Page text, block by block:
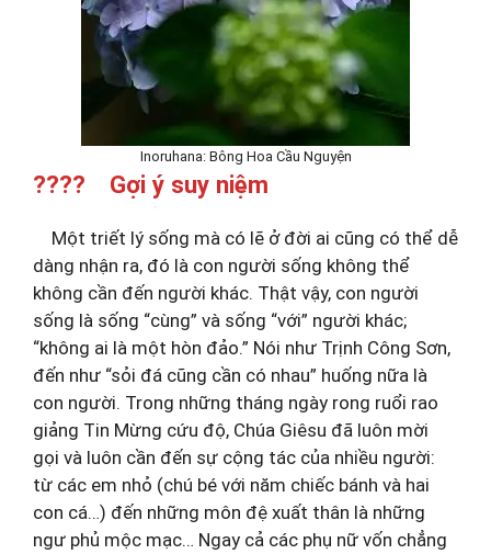
Inoruhana: Bông Hoa Cầu Nguyện
???? Gợi ý suy niệm
Một triết lý sống mà có lẽ ở đời ai cũng có thể dễ
dàng nhận ra, đó là con người sống không thể
không cần đến người khác. Thật vậy, con người
sống là sống “cùng” và sống “với” người khác;
“không ai là một hòn đảo.” Nói như Trịnh Công Sơn,
đến như “sỏi đá cũng cần có nhau” huống nữa là
con người. Trong những tháng ngày rong ruổi rao
giảng Tin Mừng cứu độ, Chúa Giêsu đã luôn mời
gọi và luôn cần đến sự cộng tác của nhiều người:
từ các em nhỏ (chú bé với năm chiếc bánh và hai
con cá…) đến những môn đệ xuất thân là những
ngư phủ mộc mạc… Ngay cả các phụ nữ vốn chẳng